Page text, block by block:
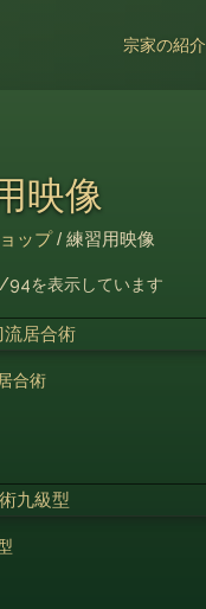
宗家の紹介
映像
ップ/ 練習用映像
94を表示しています人
合術